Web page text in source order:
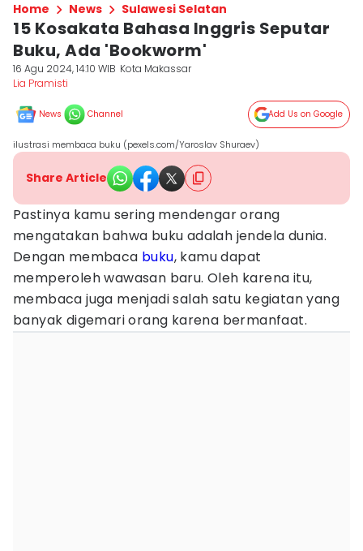
Home News Sulawesi Selatan
15 Kosakata Bahasa Inggris Seputar
Buku, Ada 'Bookworm'
16 Agu 2024, 14:10 WIB Kota Makassar
Lia Pramisti
News Channel Add Us on Google
ilustrasi membaca buku (pexels.com/Yaroslav Shuraev)
Share Article
Pastinya kamu sering mendengar orang
mengatakan bahwa buku adalah jendela dunia.
Dengan membaca buku, kamu dapat
memperoleh wawasan baru. Oleh karena itu,
membaca juga menjadi salah satu kegiatan yang
banyak digemari orang karena bermanfaat.